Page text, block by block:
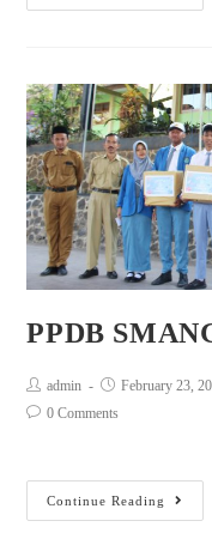
PPDB
admin February 23,
0 Comments
Continue Reading